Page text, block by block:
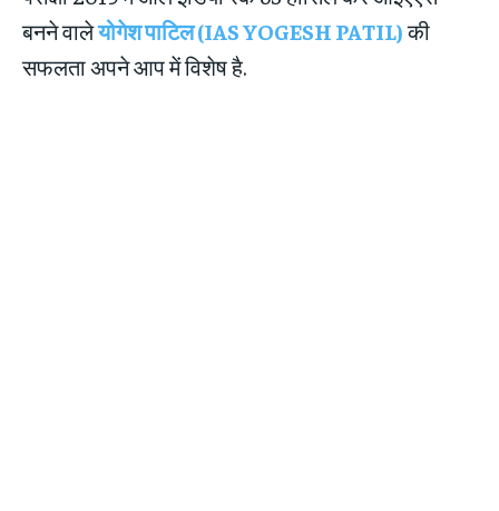
बनने वालेयोगेश पाटिल (IAS YOGESH PATIL)की
सफलता अपने आप में विशेष है.